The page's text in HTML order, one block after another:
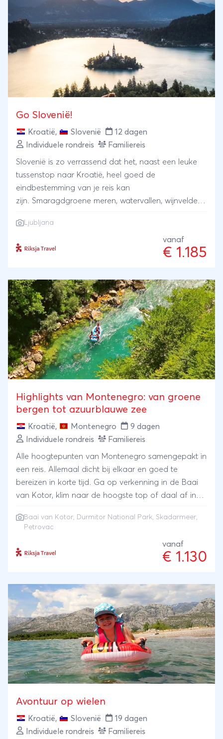
Go Slovenië!
Kroatië, Slovenië
12 dagen
Individuele rondreis
Familiereis
Slovenië is zo verrassend dat het, naast een leuke
tussenstop naar Kroatië, heel goed de
eindbestemming van je reis kan
zijn. Smaragdgroene meren, watervallen, wijnvelden
op korte reisafstand van elkaar. Weinig reizen en
veel beleven dus. Slaap in een tiny house, zoef
langs een zipline door de natuur, doe een outdoor
geniet van een wijnproeverij.
Ljubljana
vanaf
€ 1.185
Highlights van Montenegro: van groene
bergen tot azuurblauwe zee
Kroatië, Montenegro
9 dagen
Individuele rondreis
Familiereis
Alle hoogtepunten van Montenegro samengepakt in
een reis. Allemaal dicht bij elkaar en goed te
bereizen in korte tijd. Ga op verkenning in de Baai
van Kotor, klim naar de hoogste top of daal af in
tussen de waterlelies op het Skadarmeer en
Petrovac.
Baai van Kotor, Durmitor National Park, Skadarmeer,
Petrovac
vanaf
€ 1.130
Avontuur op wielen
Kroatië, Slovenië
19 dagen
Individuele rondreis
Familiereis